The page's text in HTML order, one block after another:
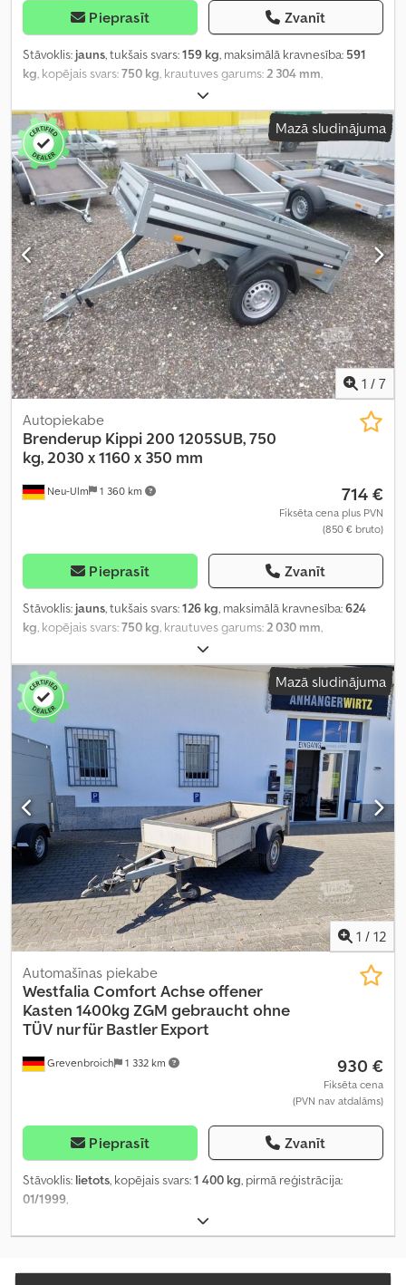
Pieprasīt Zvanīt
Stāvoklis: jauns, tukšais svars:159 kg, maksimālā kravnesība: 591
kg, kopējais svars:750 kg, krautuves garums:2 304 mm,
1 256 mm
augstums:1 500 mm, riepas izmērs:155/70 R13, Ražošanas gads:
2024, darbības svars:750 kg, Mazā sludinājuma
1 / 7
Neu-Ulm 1 360 km
Autopiekabe
Brenderup Kippi 200 1205SUB, 750
kg, 2030 x 1160 x 350 mm
714 €
Fiksēta cena plus PVN
(850 € bruto)
Pieprasīt Zvanīt
Stāvoklis: jauns, tukšais svars:126 kg, maksimālā kravnesība:624
kg , kopējais svars:750 kg , krautuves garums: 2 030 mm
1 160 mm
augstums:350 mm, iekraušanas telpas tilpums:1 m³, krāsa:cits,
būvniecības augstums:
, darba platums:1 570 mm,
Mazā sludinājuma
1 / 12
Grevenbroich 1 332 km
Automašīnas piekabe
WestfaliaComfort Achse offener
Kasten 1400kg ZGM gebraucht ohne
TÜV nur für Bastler Export
930 €
Fiksēta cena
(PVN nav atdalāms)
Pieprasīt Zvanīt
Stāvoklis: lietots, kopējais svars:1 400 kg, pirmā reģistrācija:
01/1999,